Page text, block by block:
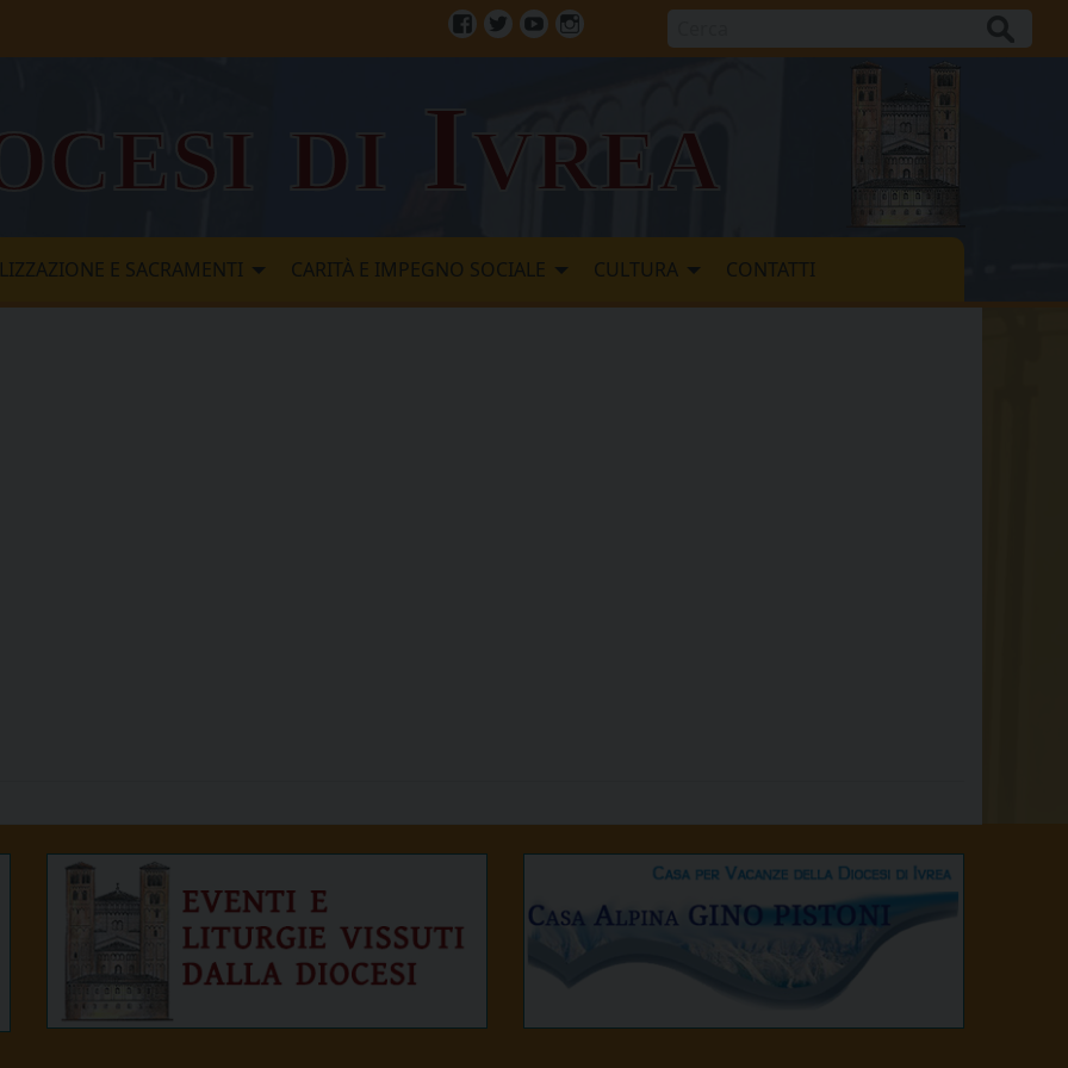
di Ivrea
E SACRAMENTI CARITÀ E IMPEGNO SOCIALE CULTURA CONTATTI